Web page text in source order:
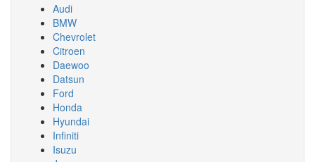
Audi
BMW
Chevrolet
Citroen
Daewoo
Datsun
Ford
Honda
Hyundai
Infiniti
Isuzu